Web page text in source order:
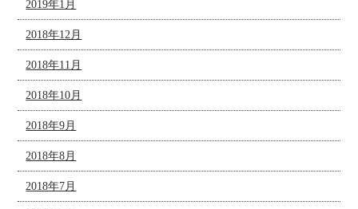
2019年1月
2018年12月
2018年11月
2018年10月
2018年9月
2018年8月
2018年7月